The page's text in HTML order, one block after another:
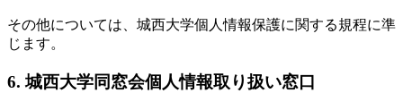
その他については、城西大学個人情報保護に関する規程に準
じます。
6. 城西大学同窓会個人情報取り扱い窓口